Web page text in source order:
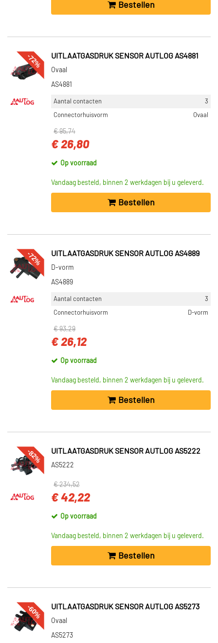
Bestellen
-72% UITLAATGASDRUK SENSOR AUTLOG AS4881
Ovaal
AS4881
Aantal contacten
3
Connectorhuisvorm
Ovaal
€ 95,74
€ 26,80
Op voorraad
Vandaag besteld, binnen 2 werkdagen bij u geleverd.
Bestellen
-72% UITLAATGASDRUK SENSOR AUTLOG AS4889
D-vorm
AS4889
Aantal contacten
3
Connectorhuisvorm
D-vorm
€ 93,29
€ 26,12
Op voorraad
Vandaag besteld, binnen 2 werkdagen bij u geleverd.
Bestellen
-82% UITLAATGASDRUK SENSOR AUTLOG AS5222
AS5222
€ 234,52
€ 42,22
Op voorraad
Vandaag besteld, binnen 2 werkdagen bij u geleverd.
Bestellen
-60% UITLAATGASDRUK SENSOR AUTLOG AS5273
Ovaal
AS5273